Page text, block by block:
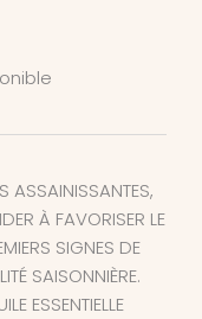
ASSAINISSANTES,
À FAVORISER LE
SIGNES DE
SAISONNIÈRE.
ESSENTIELLE